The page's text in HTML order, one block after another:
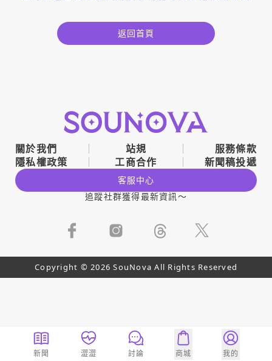
返回首頁
關於我們 站規
服務條款
隱私權政策
工商合作 新聞稿投遞
客服中心
追蹤社群獲得最新資訊～
Copyright © 2026 SouNova All Rights Reserved
新聞 澀澀 討論 商城 我的